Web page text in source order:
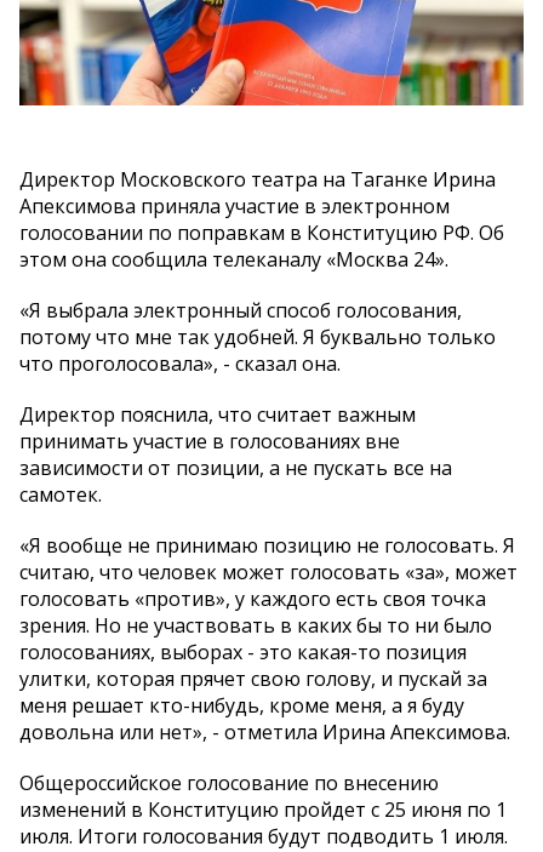
Директор Московского театра на Таганке Ирина
Апексимова приняла участие в электронном
голосовании по поправкам в Конституцию РФ. Об
этом она сообщила телеканалу «Москва 24».
«Я выбрала электронный способ голосования,
потому что мне так удобней. Я буквально только
что проголосовала», - сказал она.
Директор пояснила, что считает важным
принимать участие в голосованиях вне
зависимости от позиции, а не пускать все на
самотек.
«Я вообще не принимаю позицию не голосовать. Я
считаю, что человек может голосовать «за», может
голосовать «против», у каждого есть своя точка
зрения. Но не участвовать в каких бы то ни было
голосованиях, выборах - это какая-то позиция
улитки, которая прячет свою голову, и пускай за
меня решает кто-нибудь, кроме меня, а я буду
довольна или нет», - отметила Ирина Апексимова.
Общероссийское голосование по внесению
изменений в Конституцию пройдет с 25 июня по 1
июля. Итоги голосования будут подводить 1 июля.